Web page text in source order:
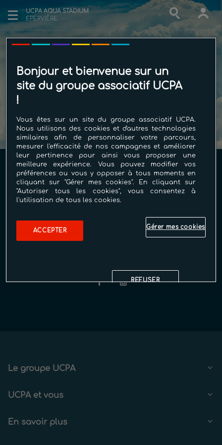
UCPA AQUA STADIUM
EPERVIÈRE
Nous n’avons pas trouvé de
résultats pour :
UCPA Aqua Stadium Epervière
77 chemin de l'Epervière
26000 Valence
Le groupe UCPA
UCPA et vous
En savoir plus
Bonjour et bienvenue sur un
site du groupe associatif UCPA
!
Vous êtes sur un site du groupe associatif UCPA.
Nous utilisons des cookies et d'autres technologies
similaires afin de personnaliser votre parcours,
mesurer l'efficacité de nos campagnes et améliorer
leur pertinence pour ainsi vous proposer une
meilleure expérience. Vous pouvez modifier vos
préférences ou vous y opposer à tous moments en
cliquant sur "Gérer mes cookies". En cliquant sur
"Autoriser tous les cookies", vous consentez à
l'utilisation de tous les cookies.
Gérer mes cookies
REFUSER
ACCEPTER